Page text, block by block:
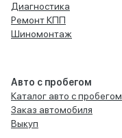
Диагностика
Ремонт КПП
Шиномонтаж
Авто с пробегом
Каталог авто с пробегом
Заказ автомобиля
Выкуп